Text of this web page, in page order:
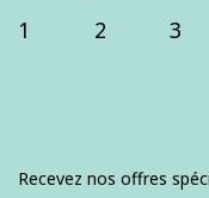
1
2 3
Recevez nos offres